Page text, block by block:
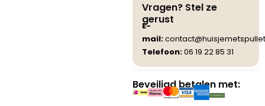
Vragen? Stel ze
gerust
E-
mail:
Telefoon:06 19 22 85 31
Beveiligd betalen met: